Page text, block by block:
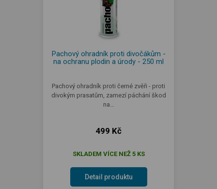
Pachový ohradník proti divočákům -
na ochranu plodin a úrody - 250 ml
Pachový ohradník proti černé zvěři - proti
divokým prasatům, zamezí páchání škod
na…
499 Kč
SKLADEM VÍCE NEŽ 5 KS
Detail produktu